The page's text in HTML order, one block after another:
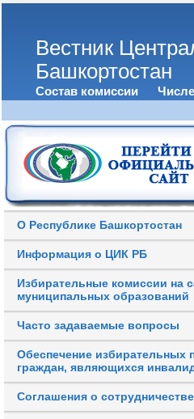
Вестник
Башкортостан
Состав комиссии
О Республике Башкортостан
Информация о ЦИК РБ
Избирательные комиссии на
муниципальных образований
Часто задаваемые вопросы
Обеспечение избирательных
граждан, являющихся
Соглашения о сотрудничестве